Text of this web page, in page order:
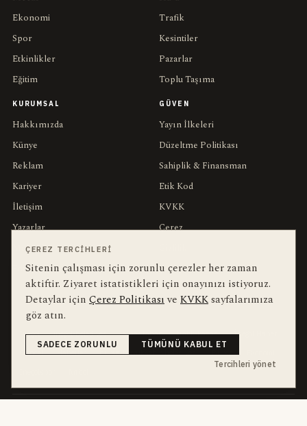
Ekonomi
Spor
Etkinlikler
Eğitim
Trafik
Kesintiler
Pazarlar
Toplu Taşıma
KURUMSAL
Hakkımızda
Künye
Reklam
Kariyer
İletişim
Yazarlar
Muhabirler
Editörler
GÜVEN
Yayın İlkeleri
Düzeltme Politikası
Sahiplik & Finansman
Etik Kod
KVKK
Çerez
Kullanım Şartları
YEREL ARANANLAR
İnegöl inegol-belediyesi alper-taban trafik-kazasi
İnegöl Haber
Güncel
Haberler bursa-buyuksehir-belediyesi
ÇEREZ TERCIHLERI
Sitenin çalışması için zorunlu çerezler her zaman
aktiftir. Ziyaret istatistikleri için onayınızı istiyoruz.
Detaylar için Çerez Politikasıve KVKKsayfalarımıza
göz atın.
SADECE ZORUNLU
TÜMÜNÜ KABUL ET
Tercihleri yönet